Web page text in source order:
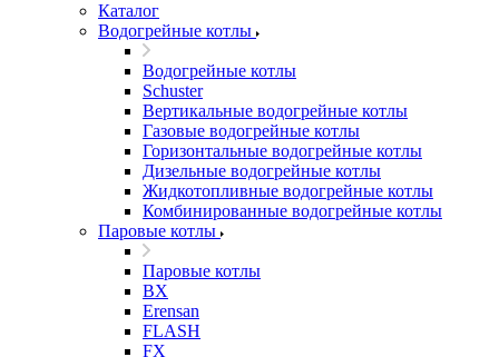
Каталог
Водогрейные котлы
Водогрейные котлы
Schuster
Вертикальные водогрейные котлы
Газовые водогрейные котлы
Горизонтальные водогрейные котлы
Дизельные водогрейные котлы
Жидкотопливные водогрейные котлы
Комбинированные водогрейные котлы
Паровые котлы
Паровые котлы
BX
Erensan
FLASH
FX